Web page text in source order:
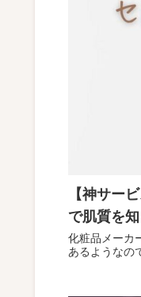
【神サー
で肌質を
化粧品メーカ
あるようなの